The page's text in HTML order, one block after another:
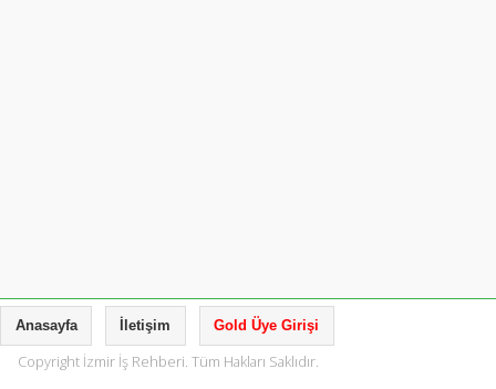
Anasayfa İletişim Gold Üye Girişi
Copyright İzmir İş Rehberi. Tüm Hakları Saklıdır.